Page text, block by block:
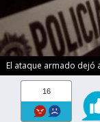
El ataque armado dejó
16